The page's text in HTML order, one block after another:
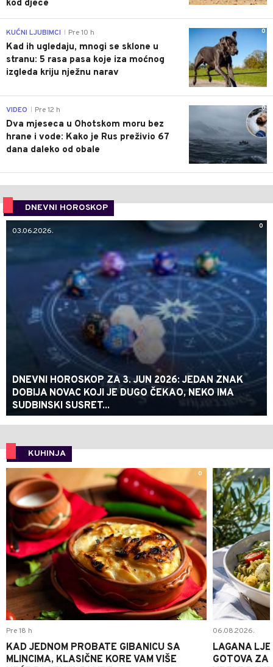
kod djece
0
KUĆNI LJUBIMCI Pre 10 h
Kad ih ugledaju, mnogi se sklone u
stranu: 5 rasa pasa koje iza moćnog
izgleda kriju nježnu narav
0
VIDEO Pre 12 h
Dva mjeseca u Ohotskom moru bez
hrane i vode: Kako je Rus preživio 67
dana daleko od obale
DNEVNI HOROSKOP
0
03.06.2026.
DNEVNI HOROSKOP ZA 3. JUN 2026: JEDAN ZNAK
DOBIJA NOVAC KOJI JE DUGO ČEKAO, NEKO IMA
SUDBINSKI SUSRET...
KUHINJA
0
Pre 18 h
KAD JEDNOM PROBATE GIBANICU SA
MLINCIMA, KLASIČNE KORE VAM VIŠE
06.08.2026.
LAGANA
GOTOVA ZA